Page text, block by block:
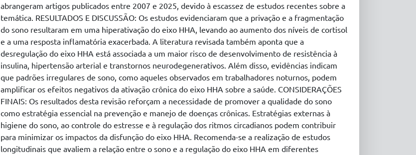
abrangeram artigos publicados entre 2007 e 2025, devido à escassez de estudos recentes sobre a
temática. RESULTADOS E DISCUSSÃO: Os estudos evidenciaram que a privação e a fragmentação
do sono resultaram em uma hiperativação do eixo HHA, levando ao aumento dos níveis de cortisol
e a uma resposta inflamatória exacerbada. A literatura revisada também aponta que a
desregulação do eixo HHA está associada a um maior risco de desenvolvimento de resistência à
insulina, hipertensão arterial e transtornos neurodegenerativos. Além disso, evidências indicam
que padrões irregulares de sono, como aqueles observados em trabalhadores noturnos, podem
amplificar os efeitos negativos da ativação crônica do eixo HHA sobre a saúde. CONSIDERAÇÕES
FINAIS: Os resultados desta revisão reforçam a necessidade de promover a qualidade do sono
como estratégia essencial na prevenção e manejo de doenças crônicas. Estratégias externas à
higiene do sono, ao controle do estresse e à regulação dos ritmos circadianos podem contribuir
para minimizar os impactos da disfunção do eixo HHA. Recomenda-se a realização de estudos
longitudinais que avaliem a relação entre o sono e a regulação do eixo HHA em diferentes